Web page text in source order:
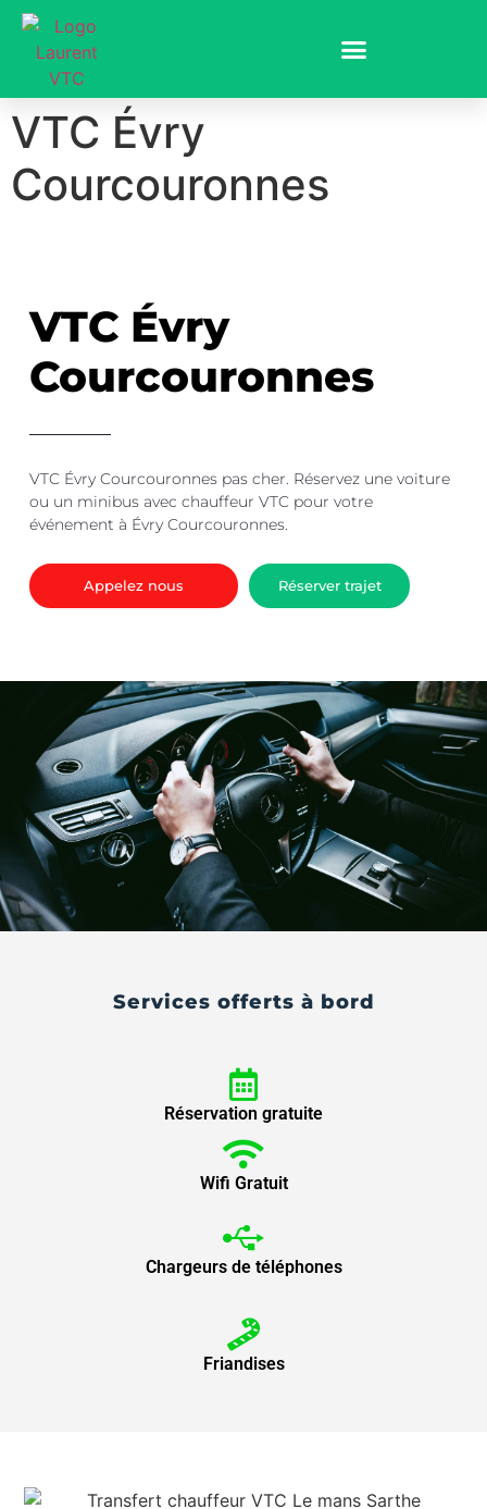
VTC Évry
Courcouronnes
VTC Évry
Courcouronnes
VTC Évry Courcouronnespas cher. Réservez une voiture
ou un minibus avec chauffeur VTC pour votre
événement à Évry Courcouronnes.
Appelez nous Réserver trajet
Services offerts à bord
Réservation gratuite
Wifi Gratuit
Chargeurs de téléphones
Friandises